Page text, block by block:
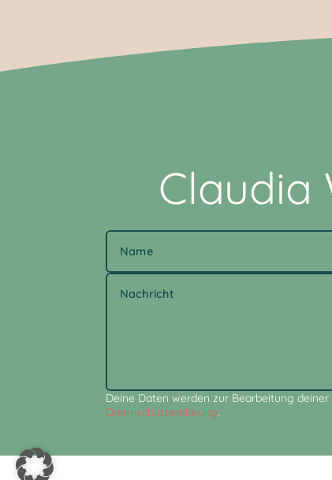
Claudia
Deine Daten werden zur Bearbeitung
Datenschutzerklärung.
Alternative: